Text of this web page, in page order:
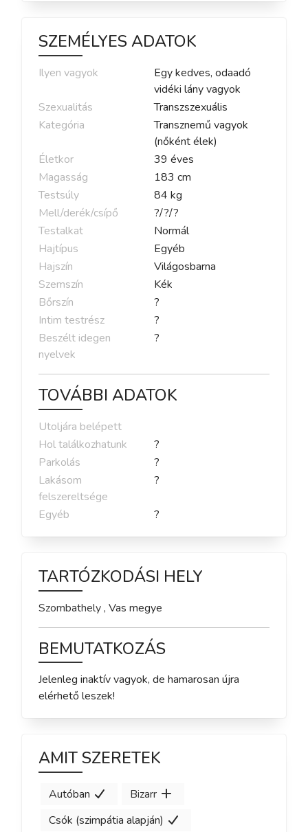
SZEMÉLYES ADATOK
Ilyen vagyok
Egy kedves, odaadó
vidéki lány vagyok
Szexualitás
Transzszexuális
Kategória
Transznemű vagyok
(nőként élek)
Életkor
39 éves
Magasság
183 cm
Testsúly
84 kg
Mell/derék/csípő
?/?/?
Testalkat
Normál
Hajtípus
Egyéb
Hajszín
Világosbarna
Szemszín
Kék
Bőrszín
?
Intim testrész
?
Beszélt idegen
nyelvek
?
TOVÁBBI ADATOK
Utoljára belépett
Hol találkozhatunk
?
Parkolás
?
Lakásom
felszereltsége
?
Egyéb ?
TARTÓZKODÁSI HELY
Szombathely, Vas megye
BEMUTATKOZÁS
Jelenleg inaktív vagyok, de hamarosan újra
elérhető leszek!
AMIT SZERETEK
Autóban
Bizarr
Csók (szimpátia alapján)